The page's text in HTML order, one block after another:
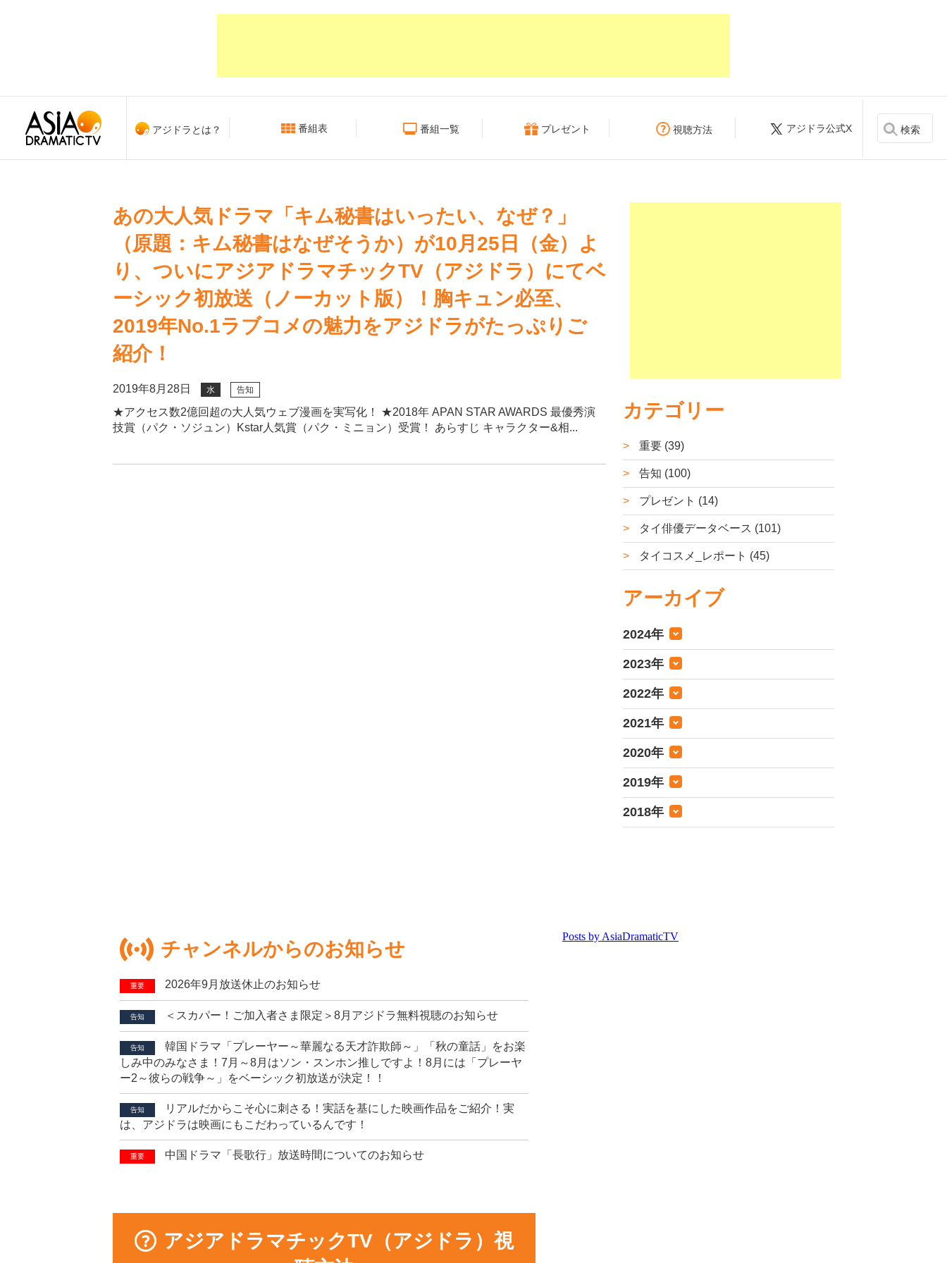
アジドラとは？ 番組表 番組一覧 プレゼント 視聴方法 アジドラ公式X 検索
あの大人気ドラマ「キム秘書はいったい、なぜ？」
（原題：キム秘書はなぜそうか）が10月25日（金）よ
り、ついにアジアドラマチックTV（アジドラ）にてベ
ーシック初放送（ノーカット版）！胸キュン必至、
2019年No.1ラブコメの魅力をアジドラがたっぷりご
紹介！
2019年8月28日 水 告知
★アクセス数2億回超の大人気ウェブ漫画を実写化！ ★2018年 APAN STAR AWARDS 最優秀演
技賞（パク・ソジュン）Kstar人気賞（パク・ミニョン）受賞！ あらすじ キャラクター&相...
カテゴリー
重要 (39)
告知 (100)
プレゼント (14)
タイ俳優データベース (101)
タイコスメ_レポート (45)
アーカイブ
2024年
2023年
2022年
2021年
2020年
2019年
2018年
チャンネルからのお知らせ
重要 2026年9月放送休止のお知らせ
告知 ＜スカパー！ご加入者さま限定＞8月アジドラ無料視聴のお知らせ
告知
韓国ドラマ「プレーヤー～華麗なる天才詐欺師～」「秋の童話」をお楽
しみ中のみなさま！7月～8月はソン・スンホン推しですよ！8月には「プレーヤ
ー2～彼らの戦争～」をベーシック初放送が決定！！
告知
リアルだからこそ心に刺さる！実話を基にした映画作品をご紹介！実
は、アジドラは映画にもこだわっているんです！
重要 中国ドラマ「長歌行」放送時間についてのお知らせ
アジアドラマチックTV（アジドラ）視